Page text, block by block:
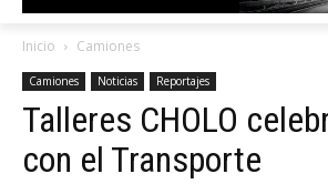
Inicio Camiones
Camiones Noticias Reportajes
Talleres CHOLO
con el Transporte